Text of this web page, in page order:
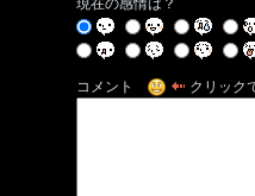
現在の感情は？
コメント クリック